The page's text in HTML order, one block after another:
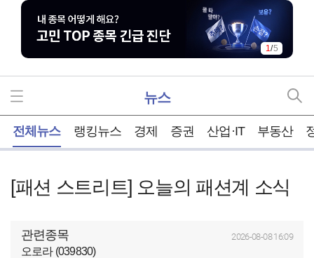
1/5
뉴스
전체뉴스 랭킹뉴스 경제 증권 산업·IT 부동산
[패션 스트리트] 오늘의 패션계 소식
관련종목 2026-08-08 16:09
오로라 (039830)